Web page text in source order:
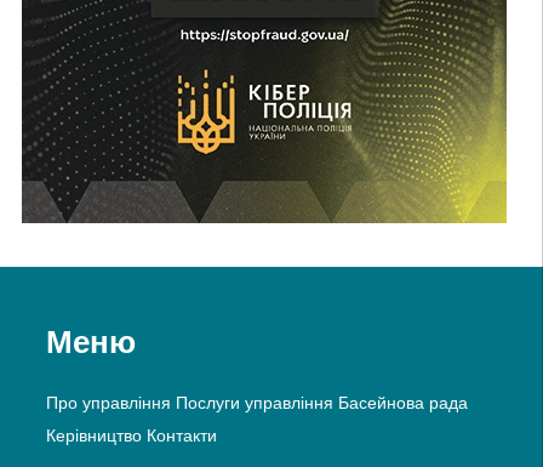
Меню
Про управління Послуги управління Басейнова рада
Керівництво Контакти